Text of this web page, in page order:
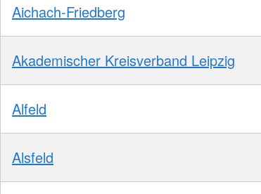
Aichach-Friedberg
Akademischer Kreisverband Leipzig
Alfeld
Alsfeld